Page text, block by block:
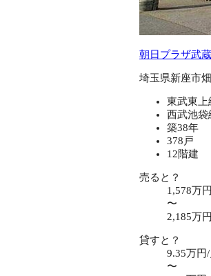
朝日プラザ武
埼玉県新座市
東武東上
西武池袋
築38年
378戸
12階建
売ると？
1,578万円
〜
2,185万円
貸すと？
9.35万円/
〜